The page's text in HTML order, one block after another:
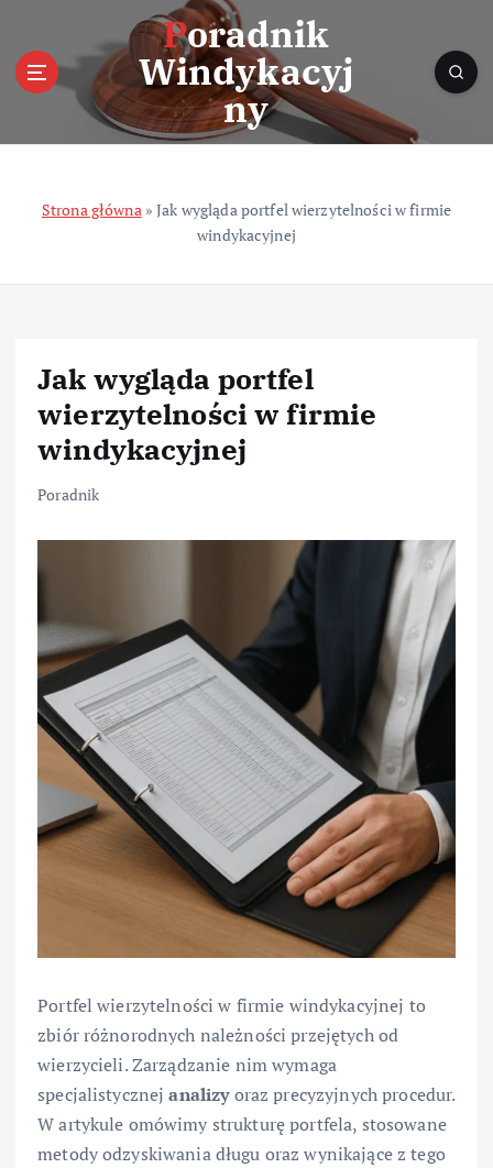
n
Poradnik
Windykacyj
ny
Strona główna »Jak wygląda portfel wierzytelności w firmie
windykacyjnej
Jak wygląda portfel
wierzytelności w firmie
windykacyjnej
Poradnik
Portfel wierzytelności w firmie windykacyjnej to
zbiór różnorodnych należności przejętych od
wierzycieli. Zarządzanie nim wymaga
specjalistycznejanalizyoraz precyzyjnych procedur.
W artykule omówimy strukturę portfela, stosowane
metody odzyskiwania długu oraz wynikające z tego